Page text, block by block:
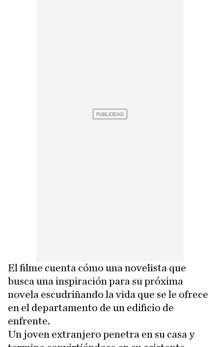
El filme cuenta cómo una novelista que
busca una inspiración para su próxima
novela escudriñando la vida que se le ofrece
en el departamento de un edificio de
enfrente.
Un joven extranjero penetra en su casa y